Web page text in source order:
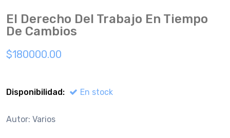
El Derecho Del Trabajo En Tiempo
De Cambios
$180000.00
Disponibilidad: En stock
Autor: Varios